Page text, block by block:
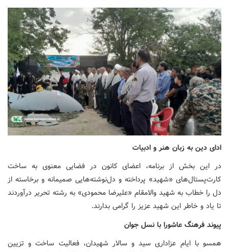
ادای دین به زبان هنر و ادبیات
در این بخش از برنامه، اعضای کانون در فضایی معنوی به ساخت
کارت‌پستال‌های «شهید» پرداخته و دل‌نوشته‌هایی صمیمانه و برخاسته از
دل را خطاب به شهید والامقام «علیرضا محمودی» به رشته تحریر درآوردند
تا یاد و خاطر این شهید عزیز را گرامی بدارند.
پیوند فرهنگ عاشورا با نسل جوان
همسو با ایام عزاداری سید و سالار شهیدان، فعالیت ساخت و تزیین